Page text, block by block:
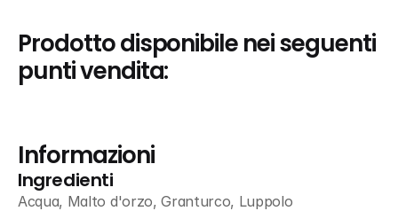
Prodotto disponibile nei seguenti
punti vendita:
Informazioni
Ingredienti
Acqua, Malto d'orzo, Granturco, Luppolo